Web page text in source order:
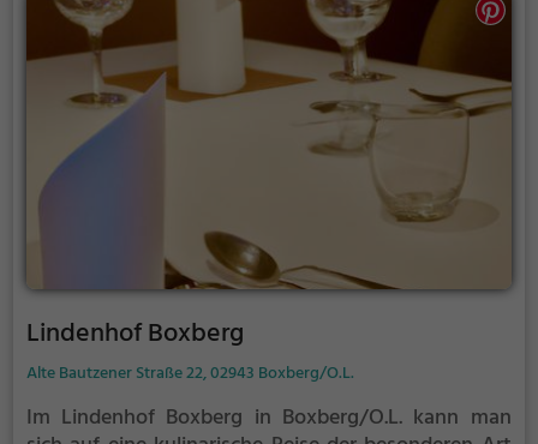
Lindenhof Boxberg
Alte Bautzener Straße 22, 02943 Boxberg/O.L.
Im Lindenhof Boxberg in Boxberg/O.L. kann man